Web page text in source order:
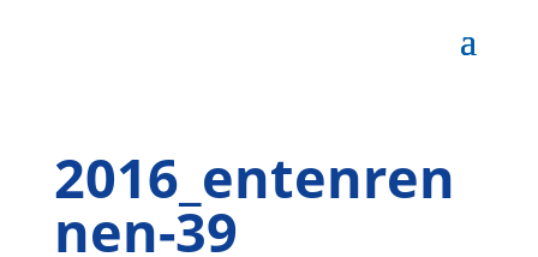
2016_entenren
nen-39